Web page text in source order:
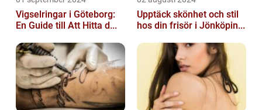
Vigselringar i Göteborg:
En Guide till Att Hitta d...
Upptäck skönhet och stil
hos din frisör i Jönköpin...